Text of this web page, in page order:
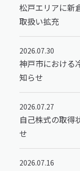
松戸エリアに新
取扱い拡充
2026.07.30
神戸市における
知らせ
2026.07.27
自己株式の取得
せ
2026.07.16